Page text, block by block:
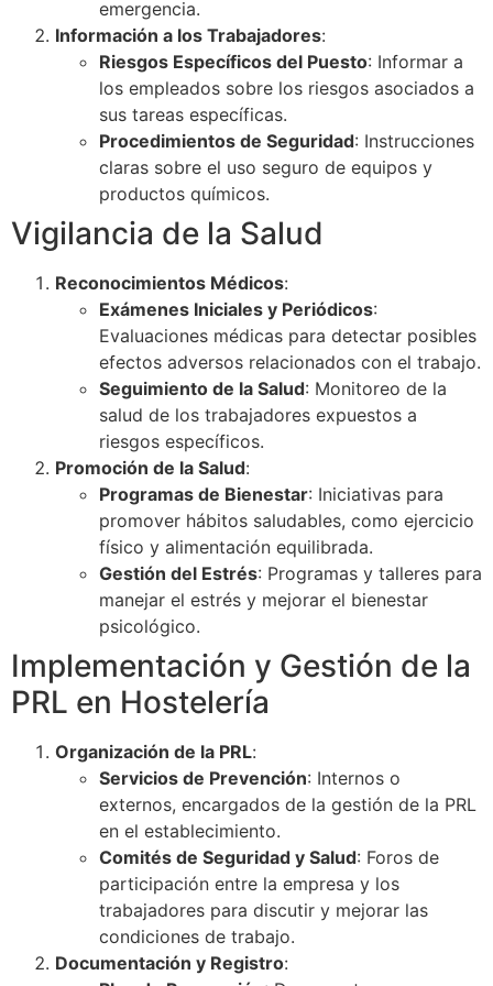
emergencia.
Información a los Trabajadores:
Riesgos Específicos del Puesto: Informar a
los empleados sobre los riesgos asociados a
sus tareas específicas.
Procedimientos de Seguridad: Instrucciones
claras sobre el uso seguro de equipos y
productos químicos.
Vigilancia de la Salud
Reconocimientos Médicos:
Exámenes Iniciales y Periódicos:
Evaluaciones médicas para detectar posibles
efectos adversos relacionados con el trabajo.
Seguimiento de la Salud: Monitoreo de la
salud de los trabajadores expuestos a
riesgos específicos.
Promoción de la Salud:
Programas de Bienestar: Iniciativas para
promover hábitos saludables, como ejercicio
físico y alimentación equilibrada.
Gestión del Estrés: Programas y talleres para
manejar el estrés y mejorar el bienestar
psicológico.
Implementación y Gestión de la
PRL en Hostelería
Organización de la PRL:
Servicios de Prevención: Internos o
externos, encargados de la gestión de la PRL
en el establecimiento.
Comités de Seguridad y Salud: Foros de
participación entre la empresa y los
trabajadores para discutir y mejorar las
condiciones de trabajo.
Documentación y Registro: